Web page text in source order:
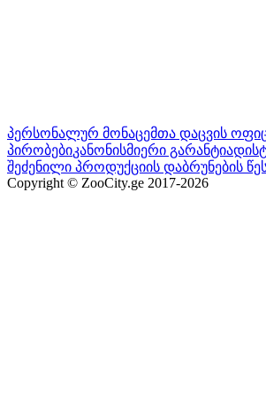
პერსონალურ მონაცემთა დაცვის
პირობებიკანონისმიერი გარანტია
შეძენილი პროდუქციის დაბრუნების
Copyright © ZooCity.ge 2017-2026